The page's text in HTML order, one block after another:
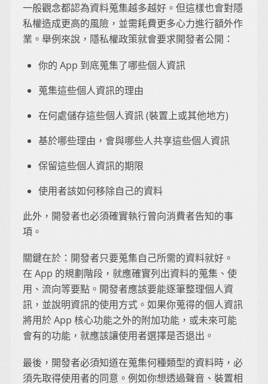
一般觀念都認為資料蒐集越多越好。但這樣也會對隱
私權造成更高的風險，並需耗費更多心力進行額外作
業。舉例來說，隱私權政策就會要求開發者公開：
你的 App 到底蒐集了哪些個人資訊
蒐集這些個人資訊的理由
在何處儲存這些個人資訊 (裝置上或其他地方)
基於哪些理由，會與哪些人共享這些個人資訊
保留這些個人資訊的期限
使用者該如何移除自己的資料
此外，開發者也必須確實執行曾向消費者告知的事
項。
關鍵在於：開發者只要蒐集自己所需的資料就好。
在 App 的規劃階段，就應確實列出資料的蒐集、使
用、流向等要點。開發者應該要能逐筆整理個人資
訊，並說明資訊的使用方式。如果你蒐得的個人資訊
將用於 App 核心功能之外的附加功能，或未來可能
會有的功能，就應該讓使用者選擇是否退出。
最後，開發者必須知道在蒐集何種類型的資料時，必
須先取得使用者的同意。例如你想透過聲音、裝置相